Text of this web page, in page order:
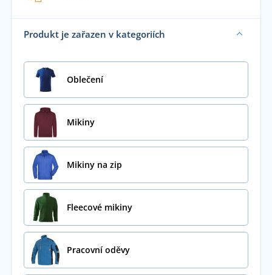
Produkt je zařazen v kategoriích
Oblečení
Mikiny
Mikiny na zip
Fleecové mikiny
Pracovní oděvy